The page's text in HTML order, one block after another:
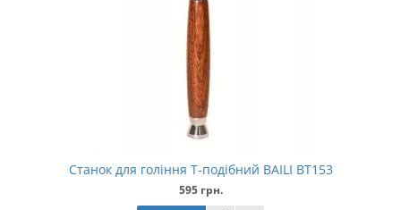
Станок для гоління Т-подібний BAILI BT153
595 грн.